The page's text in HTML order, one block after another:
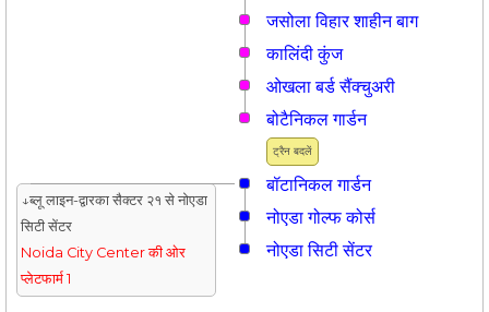
जसोला विहार शाहीन बाग
कालिंदी कुंज
ओखला बर्ड सैंक्चुअरी
ट्रैन बदलें
बोटैनिकल गार्डन
बॉटानिकल गार्डन
↓ब्लू लाइन-द्वारका सैक्टर २१ से नोएडा
सिटी सेंटर
Noida City Center की ओर
प्लेटफार्म 1
नोएडा गोल्फ कोर्स
नोएडा सिटी सेंटर